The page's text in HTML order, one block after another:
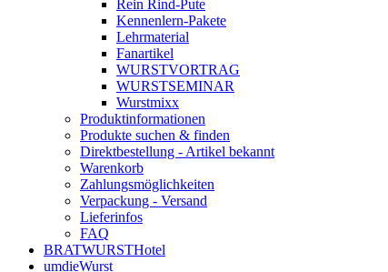
Rein Rind-Pute
Kennenlern-Pakete
Lehrmaterial
Fanartikel
WURST­VORTRAG
WURST­SEMINAR
Wurstmixx
Produktinformationen
Produkte suchen & finden
Direktbestellung - Artikel bekannt
Warenkorb
Zahlungsmöglichkeiten
Verpackung - Versand
Lieferinfos
FAQ
BRATWURSTHotel
umdieWurst